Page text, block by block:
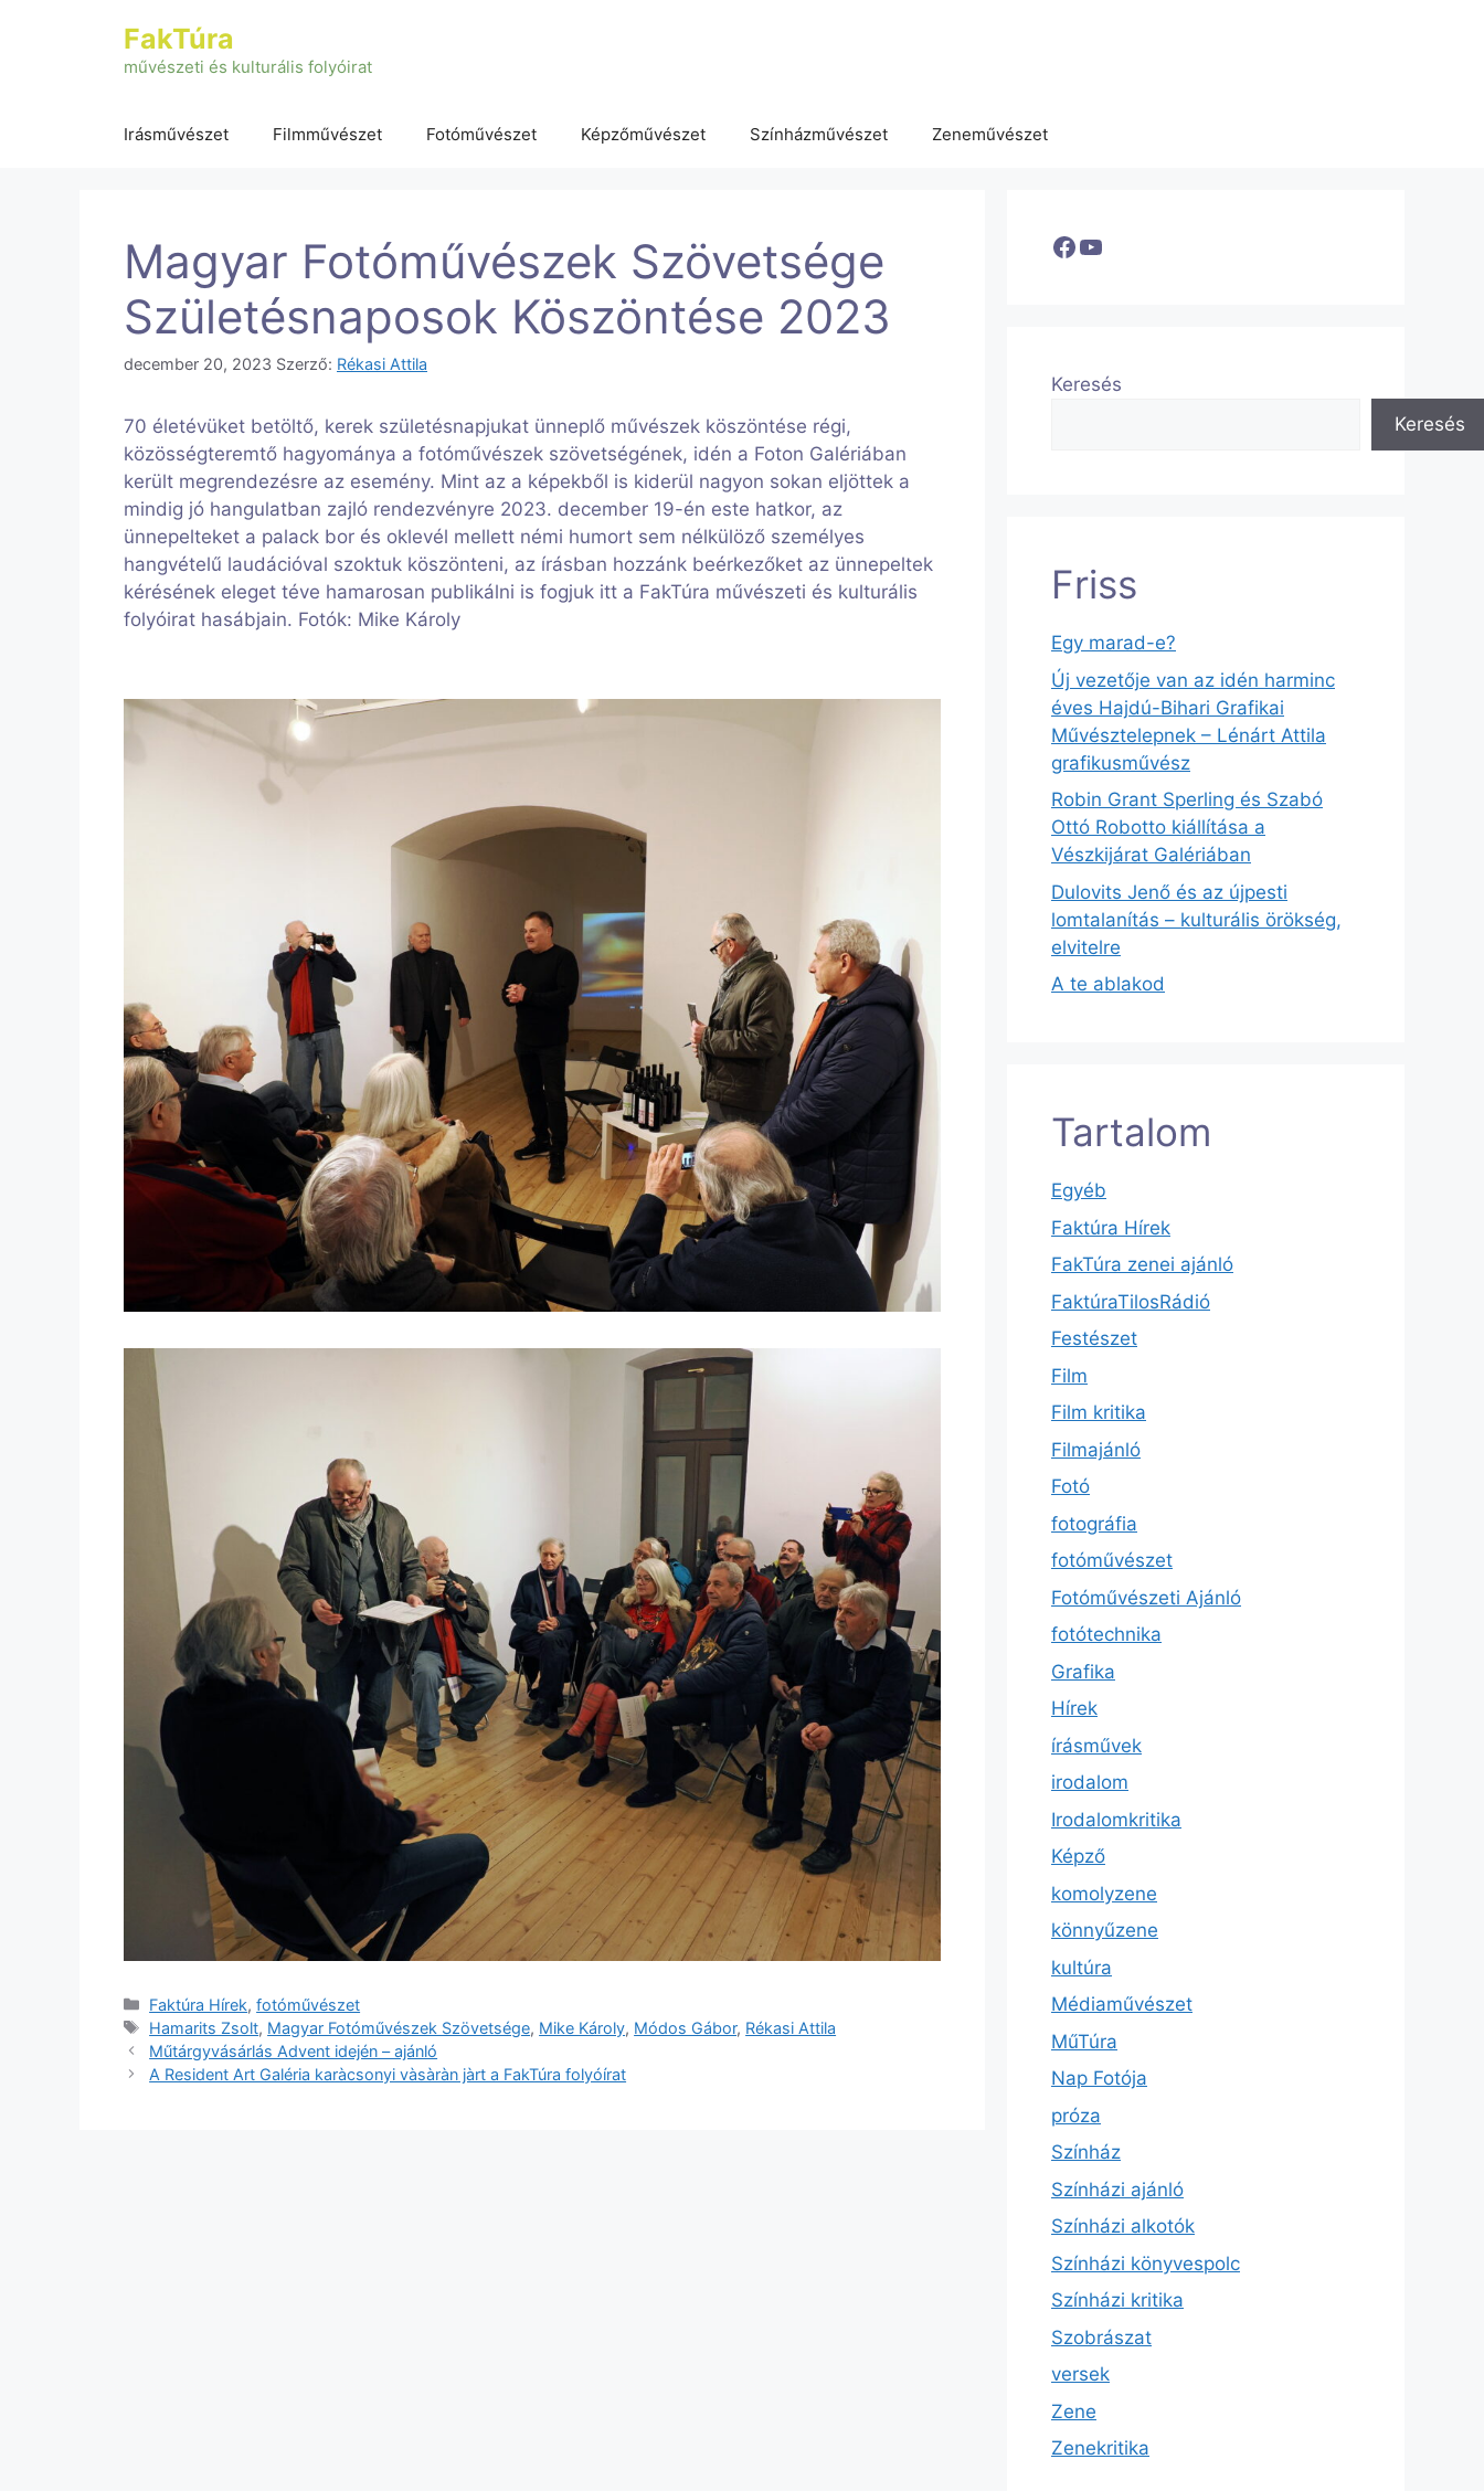
FakTúra
művészeti és kulturális folyóirat
Irásművészet Filmművészet Fotóművészet Képzőművészet Színházművészet Zeneművészet
Magyar Fotóművészek Szövetsége
Születésnaposok Köszöntése 2023
december 20, 2023 Szerző: Rékasi Attila
70 életévüket betöltő, kerek születésnapjukat ünneplő művészek köszöntése régi,
közösségteremtő hagyománya a fotóművészek szövetségének, idén a Foton Galériában
került megrendezésre az esemény. Mint az a képekből is kiderül nagyon sokan eljöttek a
mindig jó hangulatban zajló rendezvényre 2023. december 19-én este hatkor, az
ünnepelteket a palack bor és oklevél mellett némi humort sem nélkülöző személyes
hangvételű laudációval szoktuk köszönteni, az írásban hozzánk beérkezőket az ünnepeltek
kérésének eleget téve hamarosan publikálni is fogjuk itt a FakTúra művészeti és kulturális
folyóirat hasábjain. Fotók: Mike Károly
Kategória
Faktúra Hírek,fotóművészet
Címkék
Hamarits Zsolt, Magyar Fotóművészek Szövetsége, Mike Károly, Módos Gábor, Rékasi Attila
Műtárgyvásárlás Advent idején – ajánló
A Resident Art Galéria karàcsonyi vàsàràn jàrt a FakTúra folyóírat
Facebook
YouTube
Keresés
Keresés
Friss
Egy marad-e?
Új vezetője van az idén harminc
éves Hajdú-Bihari Grafikai
Művésztelepnek – Lénárt Attila
grafikusművész
Robin Grant Sperling és Szabó
Ottó Robotto kiállítása a
Vészkijárat Galériában
Dulovits Jenő és az újpesti
lomtalanítás – kulturális örökség,
elvitelre
A te ablakod
Tartalom
Egyéb
Faktúra Hírek
FakTúra zenei ajánló
FaktúraTilosRádió
Festészet
Film
Film kritika
Filmajánló
Fotó
fotográfia
fotóművészet
Fotóművészeti Ajánló
fotótechnika
Grafika
Hírek
írásművek
irodalom
Irodalomkritika
Képző
komolyzene
könnyűzene
kultúra
Médiaművészet
MűTúra
Nap Fotója
próza
Színház
Színházi ajánló
Színházi alkotók
Színházi könyvespolc
Színházi kritika
Szobrászat
versek
Zene
Zenekritika